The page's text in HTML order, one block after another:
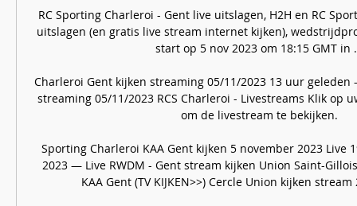
RC Sporting Charleroi - Gent live uitslagen, H2H en RC
uitslagen (en gratis live stream internet kijken),
start op 5 nov 2023 om 18:15 GMT in
Charleroi Gent kijken streaming 05/11/2023 13 uur
streaming 05/11/2023 RCS Charleroi - Livestreams Klik op
om de livestream te bekijken.
Sporting Charleroi KAA Gent kijken 5 november 2023 Live
2023 — Live RWDM - Gent stream kijken Union Saint-
KAA Gent (TV KIJKEN>>) Cercle Union kijken stream